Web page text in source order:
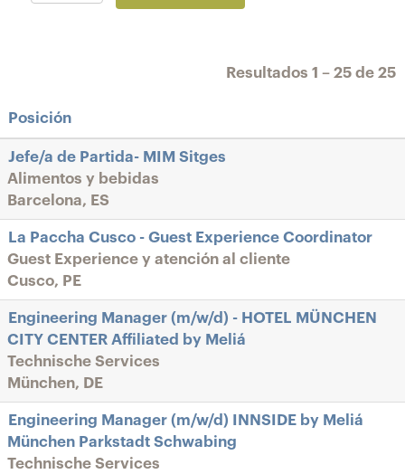
Resultados 1 – 25 de 25
Posición
Jefe/a de Partida- MIM Sitges
Alimentos y bebidas
Barcelona, ES
La Paccha Cusco - Guest Experience Coordinator
Guest Experience y atención al cliente
Cusco, PE
Engineering Manager (m/w/d) - HOTEL MÜNCHEN
CITY CENTER Affiliated by Meliá
Technische Services
München, DE
Engineering Manager (m/w/d) INNSIDE by Meliá
München Parkstadt Schwabing
Technische Services